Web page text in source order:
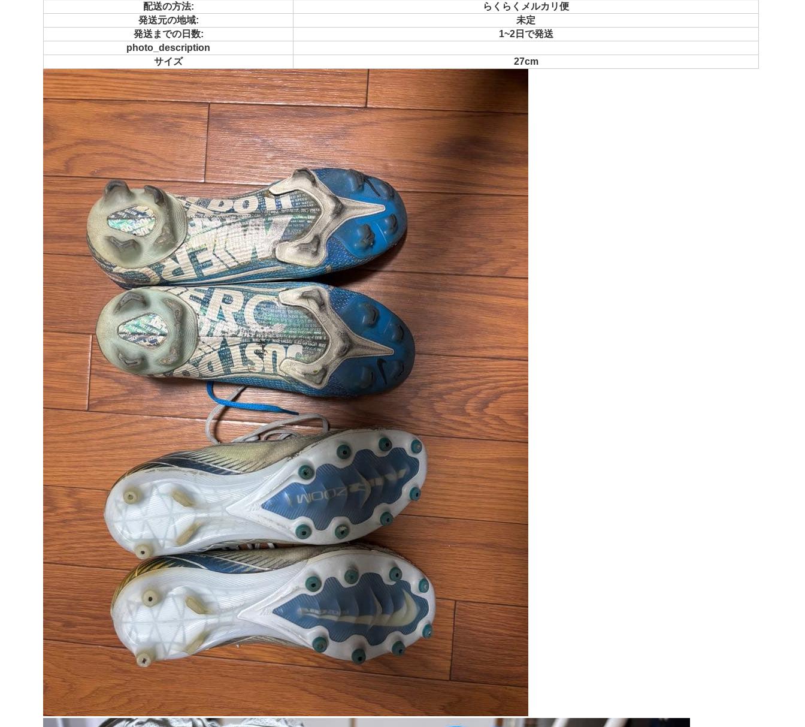
配送の方法:
らくらくメルカリ便
発送元の地域:
未定
発送までの日数:
1~2日で発送
photo_description
サイズ
27cm